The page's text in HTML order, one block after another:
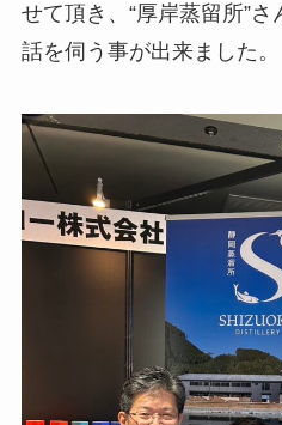
せて頂き、“厚岸蒸留所”
話を伺う事が出来ました。